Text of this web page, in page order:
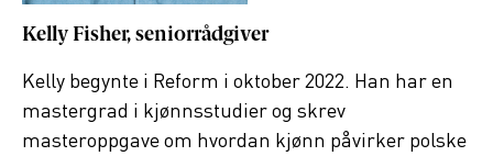
Kelly Fisher, seniorrådgiver
Kelly begynte i Reform i oktober 2022. Han har en
mastergrad i kjønnsstudier og skrev
masteroppgave om hvordan kjønn påvirker polske